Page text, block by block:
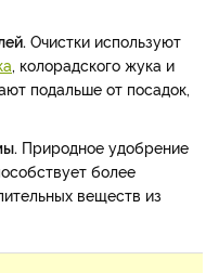
Очистки используют
, колорадского жука и
подальше от посадок,
Природное удобрение
более
веществ из